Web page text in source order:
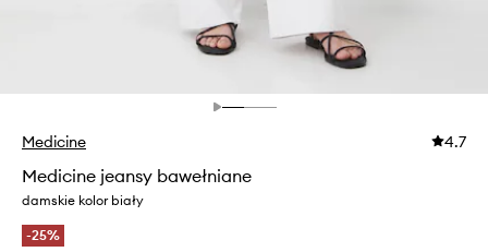
Medicine 4.7
Medicine jeansy bawełniane
damskie kolor biały
-25%